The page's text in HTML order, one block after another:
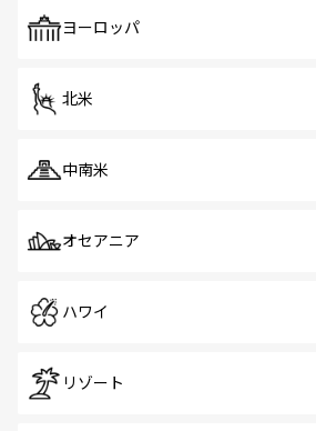
で、ホーカーズは地元の風情を楽
ヨーロッパ
北米
中南米
オセアニア
ハワイ
リゾート